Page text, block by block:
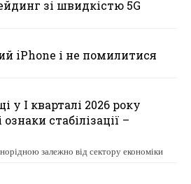
зі швидкістю 5G
iPhone і не помилитися
у І кварталі 2026 року
стабілізації –
залежно від сектору економіки